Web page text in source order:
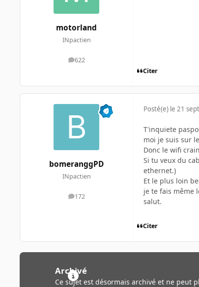
motorland
INpactien
622
messages
Citer
bomeranggPD
INpactien
172
messages
Posté(e) le 21
T'inquiete
moi je suis sur
Donc le wifi
Si tu veux du
ethernet.)
Et le plus loin
je te fais même
salut.
Citer
Archivé
Ce sujet est désormais archivé et ne peut